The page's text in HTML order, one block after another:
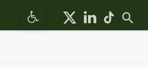
Abrir barra de herramientas